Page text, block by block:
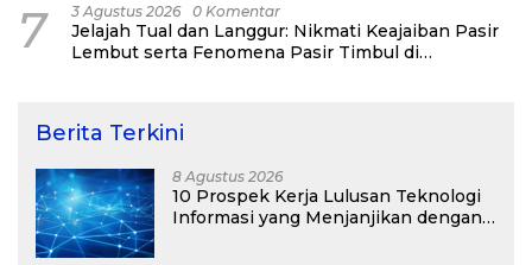
7 3 Agustus 2026 0 Komentar
Jelajah Tual dan Langgur: Nikmati Keajaiban Pasir
Lembut serta Fenomena Pasir Timbul di
Berita Terkini
8 Agustus 2026
10 Prospek Kerja Lulusan Teknologi
Informasi yang Menjanjikan dengan